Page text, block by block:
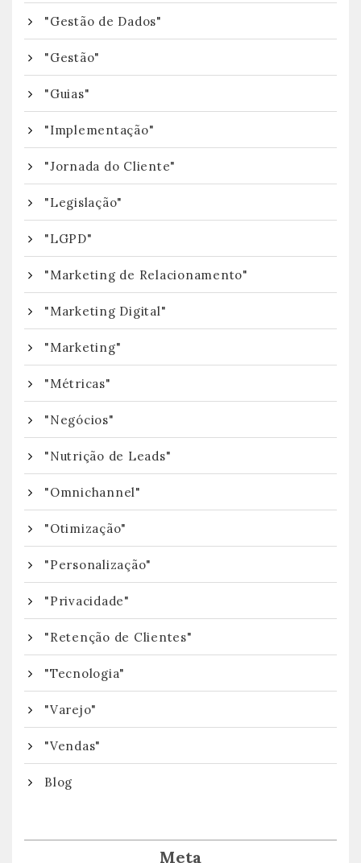
"Gestão de Dados"
"Gestão"
"Guias"
"Implementação"
"Jornada do Cliente"
"Legislação"
"LGPD"
"Marketing de Relacionamento"
"Marketing Digital"
"Marketing"
"Métricas"
"Negócios"
"Nutrição de Leads"
"Omnichannel"
"Otimização"
"Personalização"
"Privacidade"
"Retenção de Clientes"
"Tecnologia"
"Varejo"
"Vendas"
Blog
Meta